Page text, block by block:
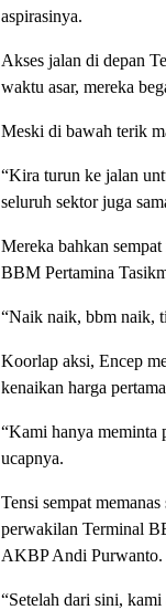
aspirasinya.
Akses jalan di depan
waktu asar, mereka
Meski di bawah terik
“Kira turun ke jalan
seluruh sektor juga
Mereka bahkan
BBM Pertamina
“Naik naik, bbm naik,
Koorlap aksi, Encep
kenaikan harga
“Kami hanya meminta
ucapnya.
Tensi sempat
perwakilan Terminal
AKBP Andi Purwanto.
“Setelah dari sini,